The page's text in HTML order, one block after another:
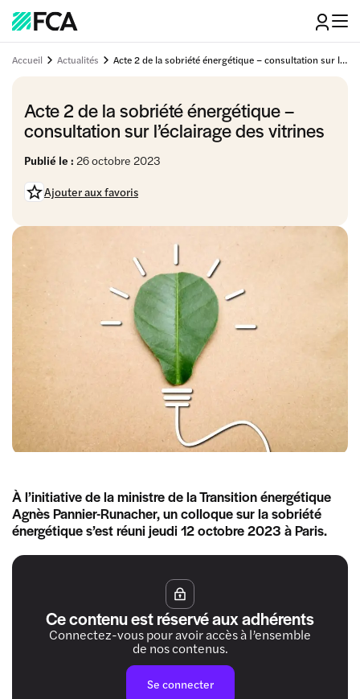
Accueil Actualités Acte 2 de la sobriété énergétique – consultation sur l’éclairage des vitrines
Acte 2 de la sobriété énergétique –
consultation sur l’éclairage des vitrines
Publié le : 26 octobre 2023
Ajouter aux favoris
À l’initiative de la ministre de la Transition énergétique
Agnès Pannier-Runacher, un colloque sur la sobriété
énergétique s’est réuni jeudi 12 octobre 2023 à Paris.
Ce contenu est réservé aux adhérents
Connectez-vous pour avoir accès à l’ensemble
de nos contenus.
Se connecter